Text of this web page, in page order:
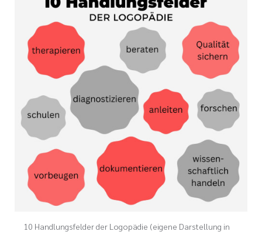
10 Handlungsfelder der Logopädie (eigene Darstellung in